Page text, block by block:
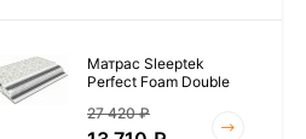
Матрас Sleeptek
Perfect Foam Double
27 420₽